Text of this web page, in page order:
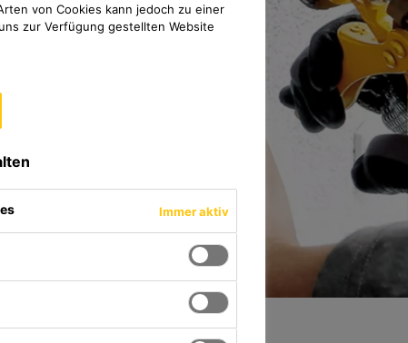
von Cookies kann jedoch zu einer
zur Verfügung gestellten Website
Immer aktiv